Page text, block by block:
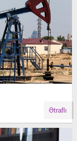
Ətraflı